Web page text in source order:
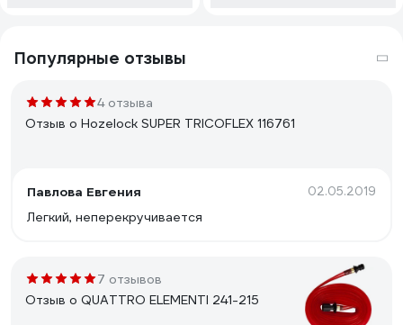
Популярные отзывы
4 отзыва
Отзыв о Hozelock SUPER TRICOFLEX 116761
Павлова Евгения 02.05.2019
Легкий, неперекручивается
7 отзывов
Отзыв о QUATTRO ELEMENTI 241-215